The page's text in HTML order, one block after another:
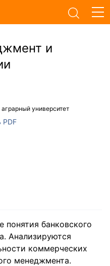
и
университет
PDF
понятия банковского
Анализируются
коммерческих
менеджмента.